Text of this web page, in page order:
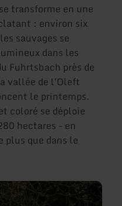
transforme en une
: environ six
sauvages se
dans les
Fuhrtsbach près de
vallée de l'Oleft
le printemps.
coloré se déploie
hectares - en
plus que dans le